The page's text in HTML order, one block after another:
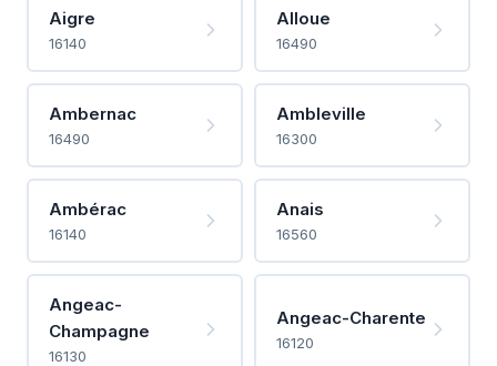
Aigre
16140
Alloue
16490
Ambernac
16490
Ambleville
16300
Ambérac
16140
Anais
16560
Angeac-
Champagne
16130
Angeac-Charente
16120